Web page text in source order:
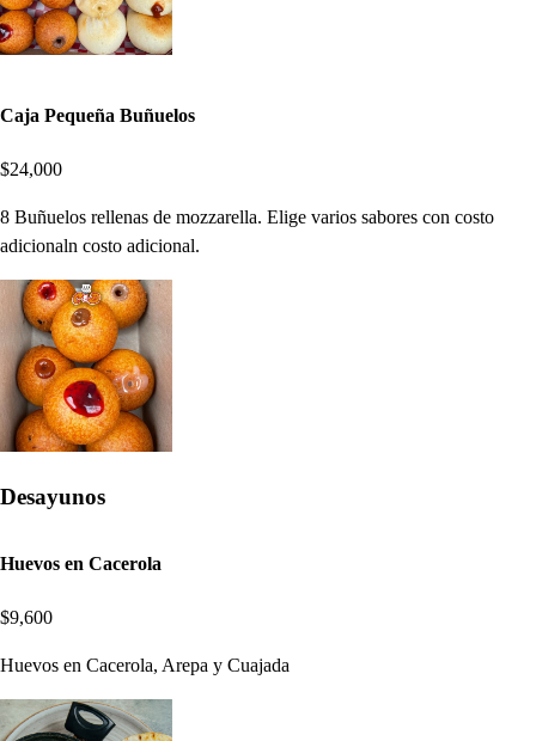
Caja Pequeña Buñuelos
$24,000
8 Buñuelos rellenas de mozzarella. Elige varios sabores con costo
adicionaln costo adicional.
Desayunos
Huevos en Cacerola
$9,600
Huevos en Cacerola, Arepa y Cuajada